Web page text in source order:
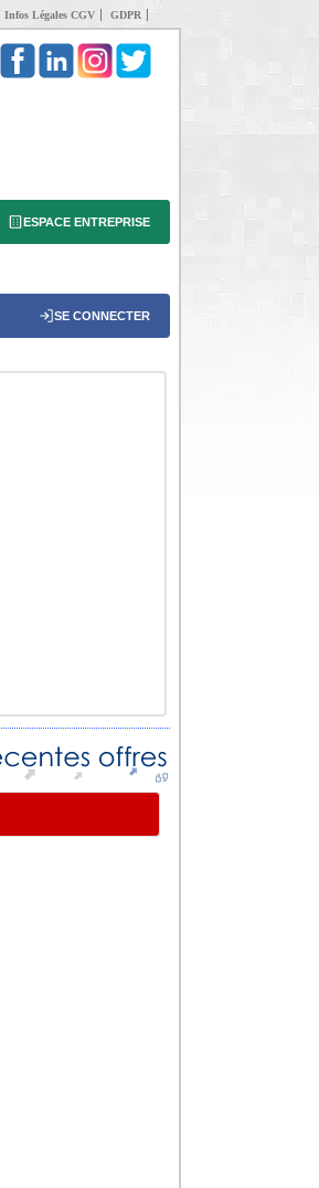
Infos Légales CGV GDPR
ESPACE ENTREPRISE
SE CONNECTER